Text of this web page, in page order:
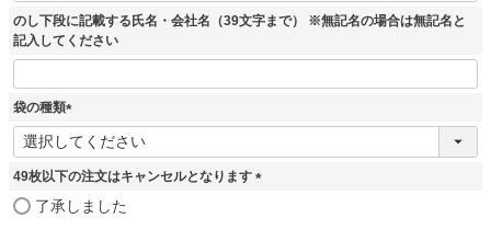
のし下段に記載する氏名・会社名（39文字まで） ※無記名の場合は無記名と
記入してください
袋の種類
(
必
須
49枚以下の注文はキャンセルとなります
了承しました